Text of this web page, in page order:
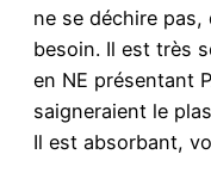
ne se déchire pas,
besoin. Il est très
en NE présentant
saigneraient le
Il est absorbant,